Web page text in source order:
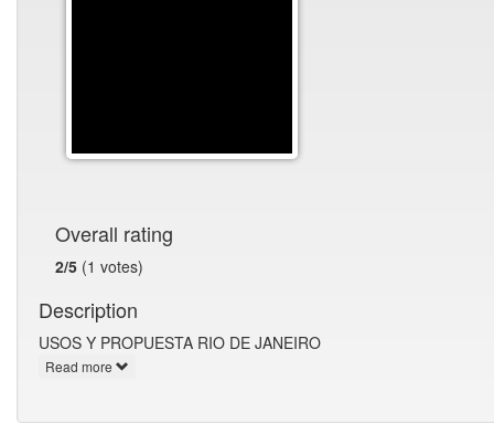
Overall rating
2/5 (1 votes)
Description
USOS Y PROPUESTA RIO DE JANEIRO
Read more